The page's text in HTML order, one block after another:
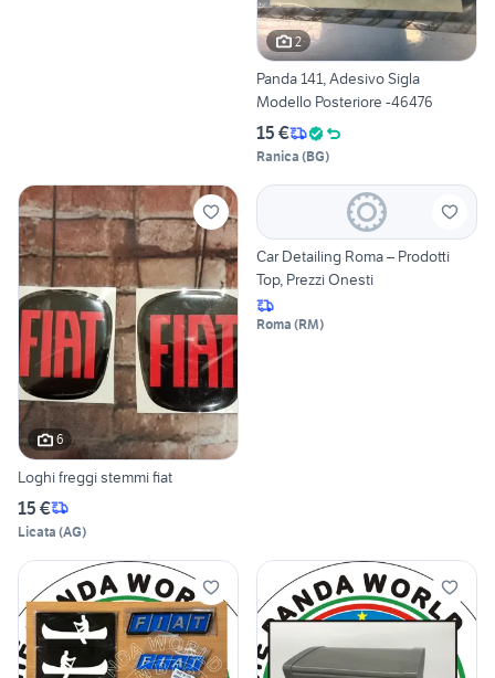
2
Panda 141, Adesivo Sigla
Modello Posteriore -46476
15 €
Ranica (BG)
6
Loghi freggi stemmi fiat
15 €
Licata (AG)
Car Detailing Roma – Prodotti
Top, Prezzi Onesti
Roma (RM)